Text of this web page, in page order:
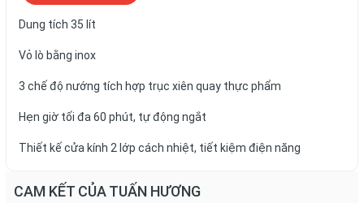
Dung tích 35 lít
Vỏ lò bằng inox
3 chế độ nướng tích hợp trục xiên quay thực phẩm
Hẹn giờ tối đa 60 phút, tự động ngắt
Thiết kế cửa kính 2 lớp cách nhiệt, tiết kiệm điện năng
CAM KẾT CỦA TUẤN HƯƠNG